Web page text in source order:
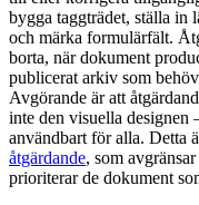
bygga taggträdet, ställa in
och märka formulärfält.
borta, när dokument
publicerat arkiv som
Avgörande är att
inte den visuella
användbart för alla. Detta
åtgärdande, som
prioriterar de dokument